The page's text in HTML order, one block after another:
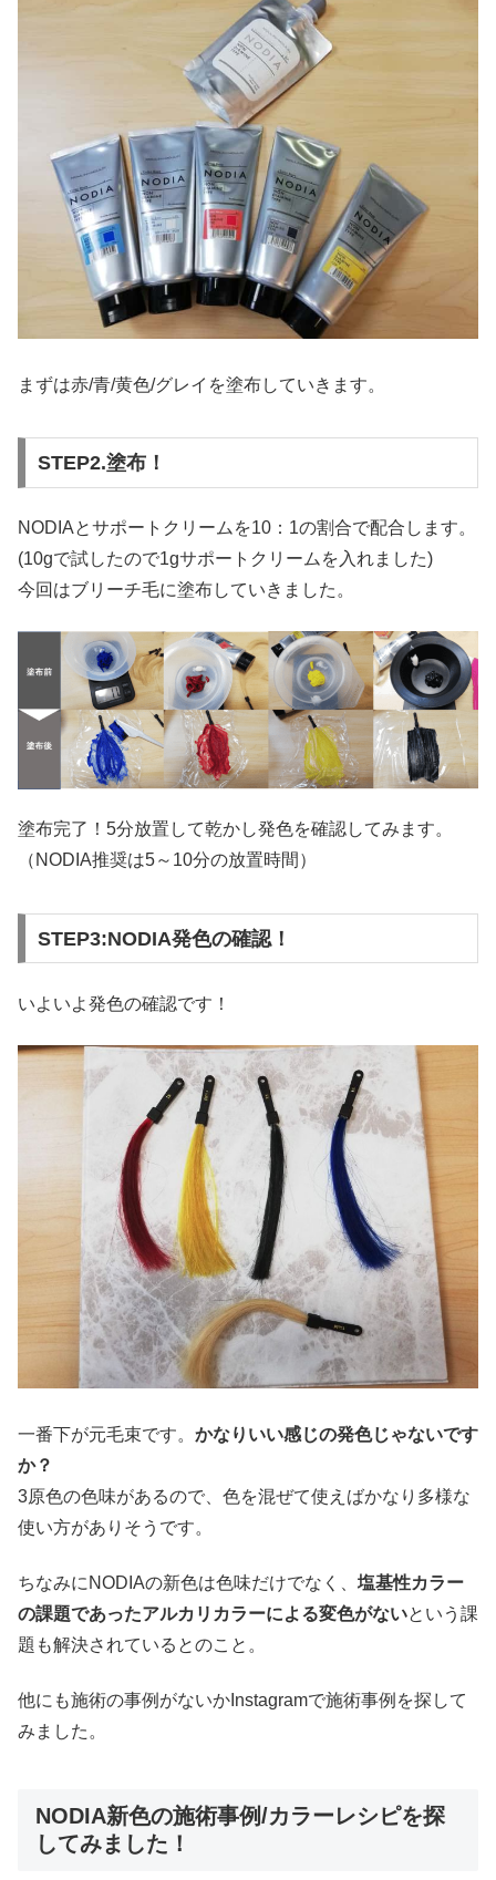
まずは赤/青/黄色/グレイを塗布していきます。
STEP2.塗布！
NODIAとサポートクリームを10：1の割合で配合します。
(10gで試したので1gサポートクリームを入れました)
今回はブリーチ毛に塗布していきました。
塗布完了！5分放置して乾かし発色を確認してみます。
（NODIA推奨は5～10分の放置時間）
STEP3:NODIA発色の確認！
いよいよ発色の確認です！
一番下が元毛束です。 かなりいい感じの発色じゃないです
か？
3原色の色味があるので、色を混ぜて使えばかなり多様な
使い方がありそうです。
ちなみにNODIAの新色は色味だけでなく、 塩基性カラー
の課題であったアルカリカラーによる変色がないという課
題も解決されているとのこと。
他にも施術の事例がないかInstagramで施術事例を探して
みました。
NODIA新色の施術事例/カラーレシピを探
してみました！